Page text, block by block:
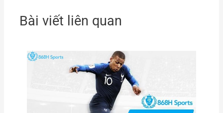
Bài viết liên quan